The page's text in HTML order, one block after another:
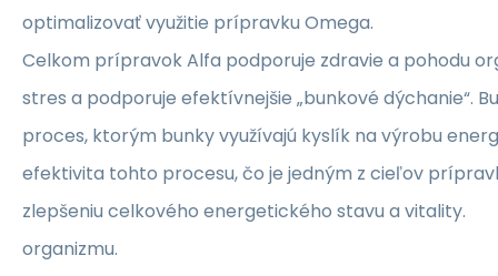
optimalizovať využitie prípravku Omega.
Celkom prípravok Alfa podporuje zdravie a pohodu
stres a podporuje efektívnejšie „bunkové dýchanie“.
proces, ktorým bunky využívajú kyslík na výrobu
efektivita tohto procesu, čo je jedným z cieľov
zlepšeniu celkového energetického stavu a vitality.
organizmu.